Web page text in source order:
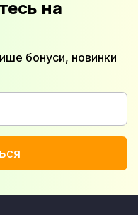
на
бонуси, новинки